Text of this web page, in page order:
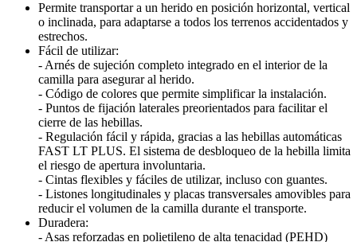
Permite transportar a un herido en posición horizontal, vertical
o inclinada, para adaptarse a todos los terrenos accidentados y
estrechos.
Fácil de utilizar:
- Arnés de sujeción completo integrado en el interior de la
camilla para asegurar al herido.
- Código de colores que permite simplificar la instalación.
- Puntos de fijación laterales preorientados para facilitar el
cierre de las hebillas.
- Regulación fácil y rápida, gracias a las hebillas automáticas
FAST LT PLUS. El sistema de desbloqueo de la hebilla limita
el riesgo de apertura involuntaria.
- Cintas flexibles y fáciles de utilizar, incluso con guantes.
- Listones longitudinales y placas transversales amovibles para
reducir el volumen de la camilla durante el transporte.
Duradera:
- Asas reforzadas en polietileno de alta tenacidad (PEHD)